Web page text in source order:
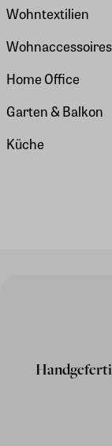
Wohntextilien
Wohnaccessoires
Home Office
Garten & Balkon
Küche